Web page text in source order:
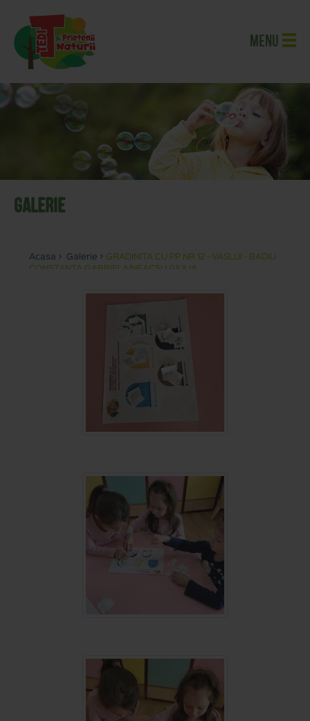
Menu
Galerie
Acasa > Galerie > GRADINITA CU PP NR 12 - VASLUI - BADIU
CONSTANTA GABRIELA/NEACSU GIULIA